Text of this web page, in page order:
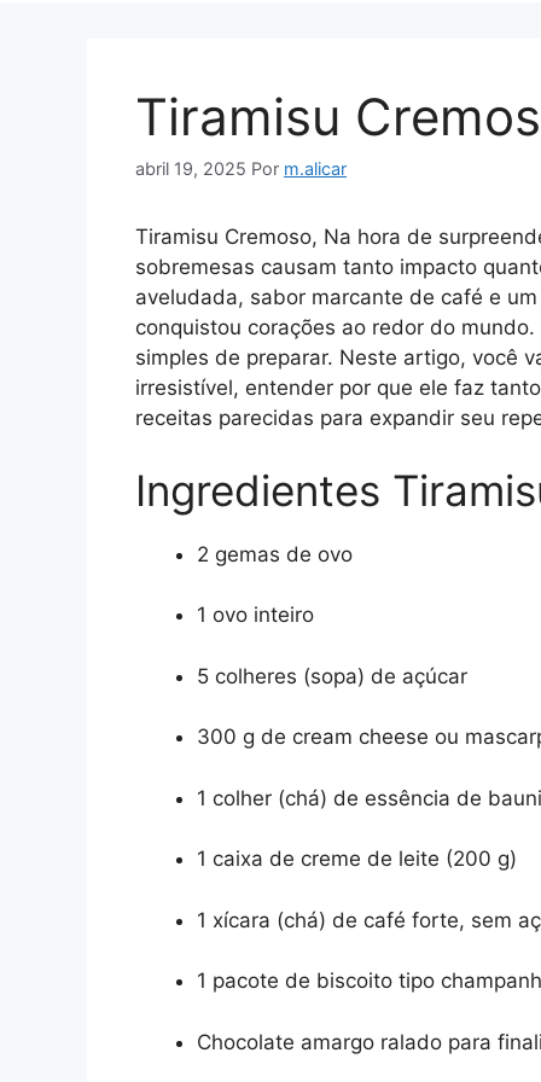
Tiramisu
abril 19, 2025 Por m.alicar
Tiramisu Cremoso, Na hora de
sobremesas causam tanto impacto
aveludada, sabor marcante de café e
conquistou corações ao redor do
simples de preparar. Neste artigo, você
irresistível, entender por que ele faz
receitas parecidas para expandir seu
Ingredientes
2 gemas de ovo
1 ovo inteiro
5 colheres (sopa) de açúcar
300 g de cream cheese ou
1 colher (chá) de essência de
1 caixa de creme de leite (200 g)
1 xícara (chá) de café forte, sem
1 pacote de biscoito tipo
Chocolate amargo ralado para